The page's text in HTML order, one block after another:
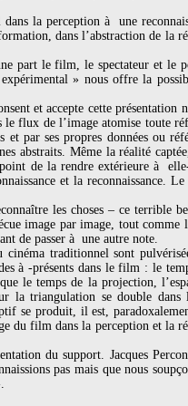
la perception à une
dans l’abstraction de la
part le film, le spectateur et le
» nous offre la
et accepte cette présentation
flux de l’image atomise toute
par ses propres données ou
abstraits. Même la réalité
de la rendre extérieure à
et la reconnaissance. Le
les choses – ce terrible
image par image, tout comme
de passer à une autre note.
traditionnel sont
à -présents dans le film : le
le temps de la projection,
la triangulation se double dans
se produit, il est,
du film dans la perception et la
du support. Jacques
pas mais que nous